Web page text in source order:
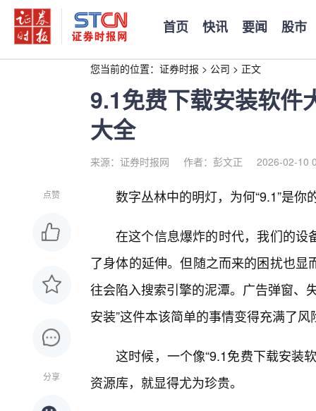
首页 快讯 要闻 股市
您当前的位置： 证券时报 > 公司 > 正文
9.1免费下载安装软件
大全
来源：证券时报网 作者：彭文正 2026-02-10
点赞
分享
数字丛林中的明灯，为何“9.1”是你
在这个信息爆炸的时代，我们的
了身体的延伸。但随之而来的困扰也
往会陷入搜索引擎的泥潭。广告弹窗、
安装”这件本该简单的事情变得充满了风
这时候，一个像“9.1免费下载安装
资源库，就显得尤为珍贵。